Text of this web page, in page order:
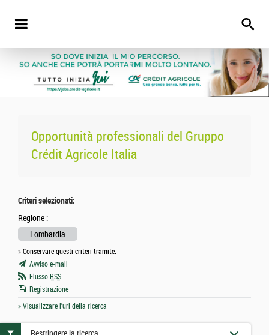
Opportunità professionali del Gruppo
Crédit Agricole Italia
Criteri selezionati:
Regione :
Lombardia
» Conservare questi criteri tramite:
Avviso e-mail
Flusso RSS
Registrazione
» Visualizzare l'url della ricerca